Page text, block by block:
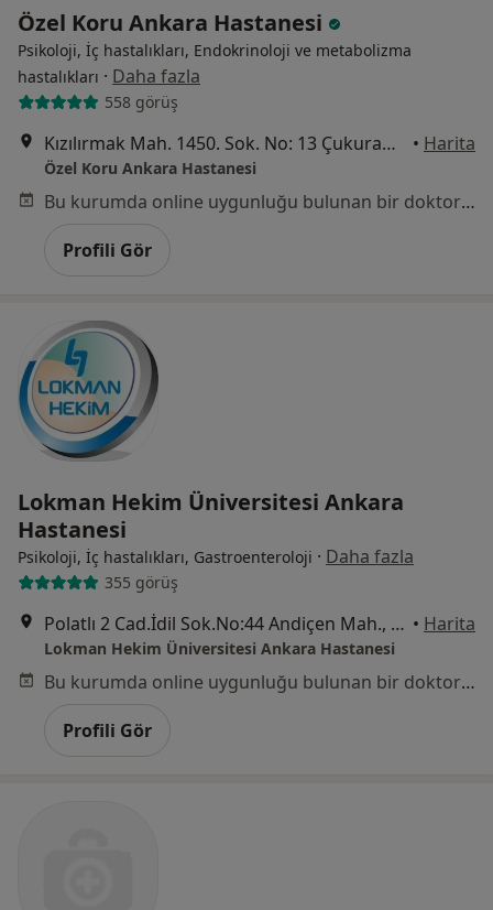
Özel Koru Ankara Hastanesi
Psikoloji, İç hastalıkları, Endokrinoloji ve metabolizma
hastalıkları · Daha fazla
558 görüş
Kızılırmak Mah. 1450. Sok. No: 13 Çukurambar, Ankara • Harita
Özel Koru Ankara Hastanesi
Bu kurumda online uygunluğu bulunan bir doktor veya uzman bulunamadı
Profili Gör
Lokman Hekim Üniversitesi Ankara
Hastanesi
Psikoloji, İç hastalıkları, Gastroenteroloji · Daha fazla
355 görüş
Polatlı 2 Cad.İdil Sok.No:44 Andiçen Mah., Sincan • Harita
Lokman Hekim Üniversitesi Ankara Hastanesi
Bu kurumda online uygunluğu bulunan bir doktor veya uzman bulunamadı
Profili Gör